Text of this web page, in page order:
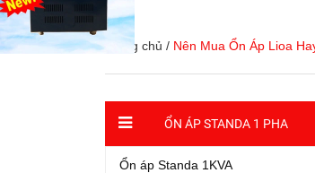
Trang chủ / Nên Mua Ổn Áp Lioa
ỔN ÁP STANDA 1 PHA
Ổn áp Standa 1KVA